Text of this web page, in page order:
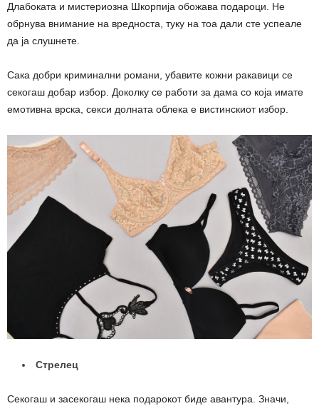
Длабоката и мистериозна Шкорпија обожава подароци. Не
обрнува внимание на вредноста, туку на тоа дали сте успеале
да ја слушнете.
Сака добри криминални романи, убавите кожни ракавици се
секогаш добар избор. Доколку се работи за дама со која имате
емотивна врска, секси долната облека е вистинскиот избор.
Стрелец
Секогаш и засекогаш нека подарокот биде авантура. Значи,